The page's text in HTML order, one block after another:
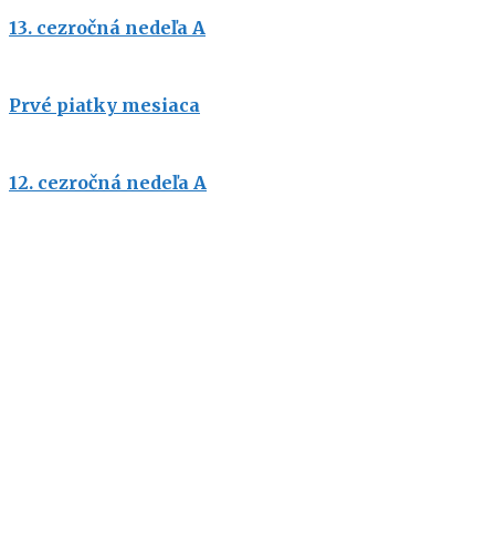
13. cezročná nedeľa A
Prvé piatky mesiaca
12. cezročná nedeľa A